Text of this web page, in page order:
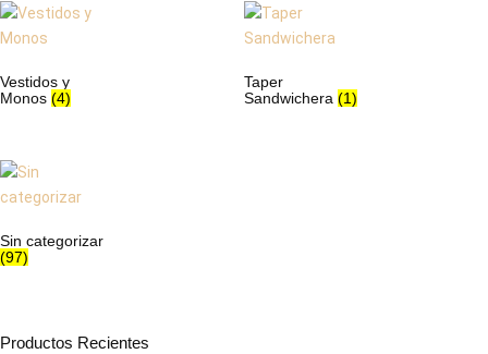
Vestidos y
Monos (4)
Taper
Sandwichera (1)
Sin categorizar
(97)
Productos Recientes